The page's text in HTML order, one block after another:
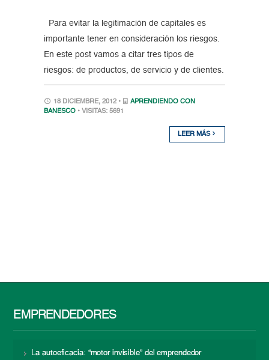
Para evitar la legitimación de capitales es
importante tener en consideración los riesgos.
En este post vamos a citar tres tipos de
riesgos: de productos, de servicio y de clientes.
18 DICIEMBRE, 2012 •
APRENDIENDO CON
BANESCO • VISITAS: 5691
LEER MÁS
EMPRENDEDORES
La autoeficacia: “motor invisible” del emprendedor